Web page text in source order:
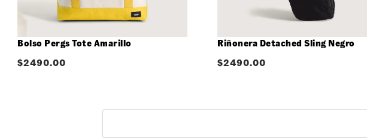
Bolso Pergs Tote Amarillo
$2490.00
Riñonera Detached Sling Negro
$2490.00